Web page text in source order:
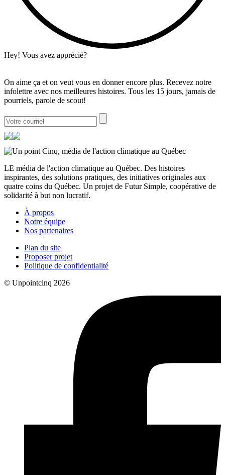
Hey! Vous avez apprécié?
On aime ça et on veut vous en donner encore plus. Recevez notre
infolettre avec nos meilleures histoires. Tous les 15 jours, jamais de
pourriels, parole de scout!
LE média de l'action climatique au Québec. Des histoires
inspirantes, des solutions pratiques, des initiatives originales aux
quatre coins du Québec. Un projet de Futur Simple, coopérative de
solidarité à but non lucratif.
À propos
Notre équipe
Nos partenaires
Plan du site
Proposer projet
Politique de confidentialité
© Unpointcinq 2026